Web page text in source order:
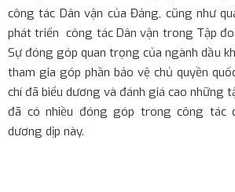
công tác Dân vận của Đảng, cũng như
phát triển công tác Dân vận trong Tập
Sự đóng góp quan trọng của ngành dầu
tham gia góp phần bảo vệ chủ quyền
chí đã biểu dương và đánh giá cao những
đã có nhiều đóng góp trong công tác
dương dịp này.